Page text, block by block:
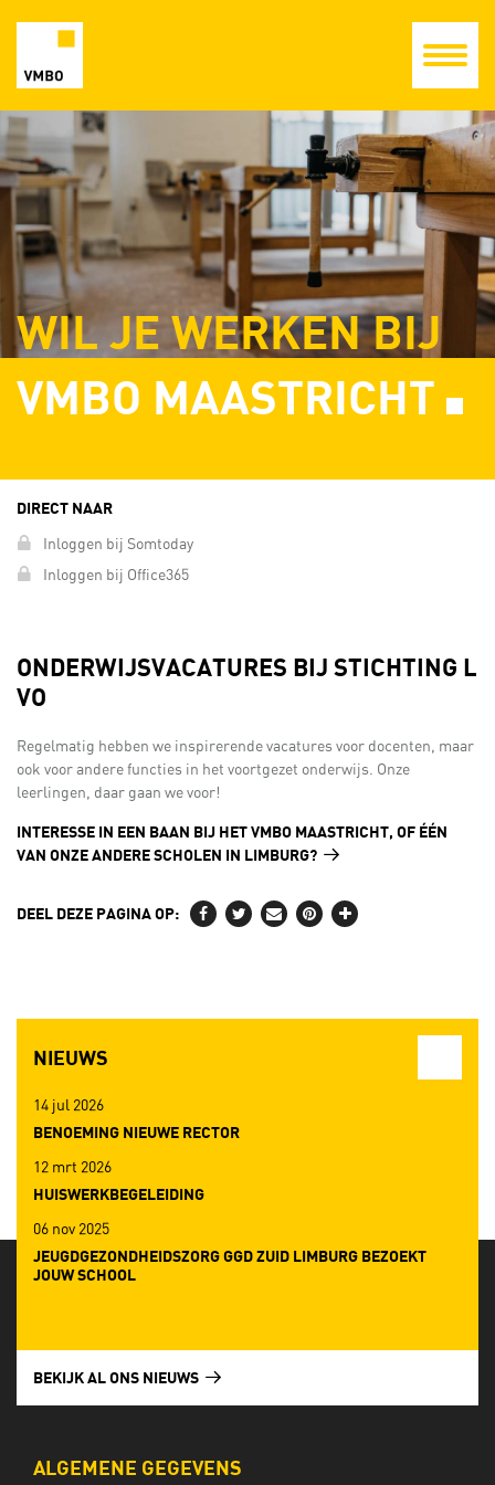
WIL JE WERKEN BIJ
VMBO MAASTRICHT
DIRECT NAAR
Inloggen bij Somtoday
Inloggen bij Office365
ONDERWIJSVACATURES BIJ STICHTING L
VO
Regelmatig hebben we inspirerende vacatures voor docenten, maar
ook voor andere functies in het voortgezet onderwijs. Onze
leerlingen, daar gaan we voor!
INTERESSE IN EEN BAAN BIJ HET VMBO MAASTRICHT, OF ÉÉN
VAN ONZE ANDERE SCHOLEN IN LIMBURG?
DEEL DEZE PAGINA OP:
NIEUWS
14 jul 2026
BENOEMING NIEUWE RECTOR
12 mrt 2026
HUISWERKBEGELEIDING
06 nov 2025
JEUGDGEZONDHEIDSZORG GGD ZUID LIMBURG BEZOEKT
JOUW SCHOOL
BEKIJK AL ONS NIEUWS
ALGEMENE GEGEVENS